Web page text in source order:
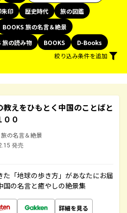
朱印 歴史時代
旅の図鑑
BOOKS 旅の名言＆絶景
旅の読み物 BOOKS
D-Books
絞り込み条件を追加
教えをひもとく中国のことばと
００
旅の名言＆絶景
発売
「地球の歩き方」があなたにお届
国の名言と癒やしの絶景集
詳細を見る